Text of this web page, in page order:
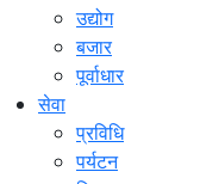
उद्योग
बजार
पूर्वाधार
सेवा
प्रविधि
पर्यटन